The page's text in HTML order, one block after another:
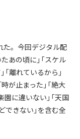
た。今回デジタル配
あの頃に」「スケル
「離れているから」
が止まった」「絶大
園に違いない」「天国
できない」を含む全